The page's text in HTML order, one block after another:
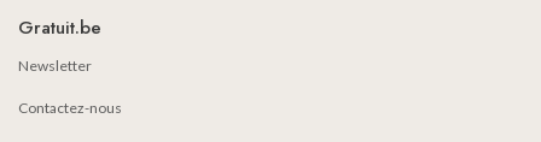
Gratuit.be
Newsletter
Contactez-nous